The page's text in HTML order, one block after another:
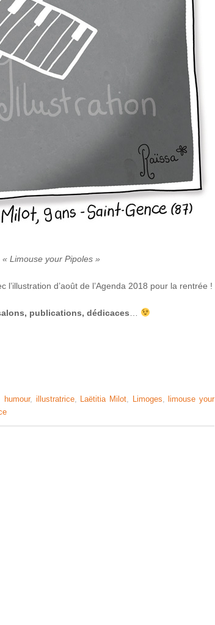
Limouse your Pipoles »
d’août de l’Agenda 2018 pour la rentrée !
publications, dédicaces
humour, illustratrice, Laëtitia Milot Limoges
limouse your